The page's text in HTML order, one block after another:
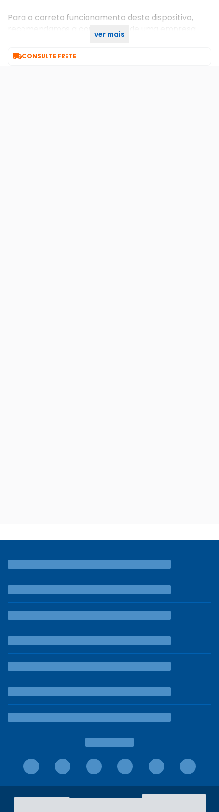
Para o correto funcionamento deste dispositivo,
recomendamos a contratação de uma empresa
ver mais
CONSULTE FRETE